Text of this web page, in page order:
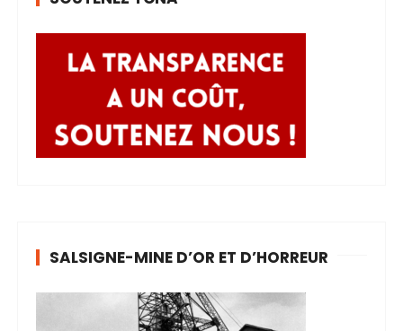
SALSIGNE-MINE D’OR ET D’HORREUR